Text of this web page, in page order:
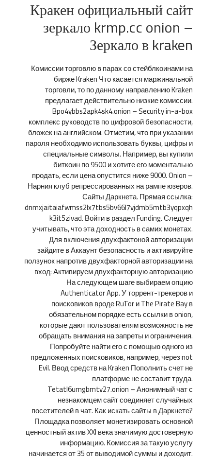
Кракен официальный сайт
зеркало krmp.cc onion –
Зеркало в kraken
Комиссии торговлю в парах со стейблкоинами на
бирже Kraken Что касается маржинальной
торговли, то по данному направлению Kraken
предлагает действительно низкие комиссии.
Bpo4ybbs2apk4sk4.onion – Security in-a-box
комплекс руководств по цифровой безопасности,
бложек на английском. Отметим, что при указании
пароля необходимо использовать буквы, цифры и
специальные символы. Например, вы купили
биткоин по 9500 и хотите его моментально
продать, если цена опустится ниже 9000. Onion –
Нарния клуб репрессированных на рампе юзеров.
Сайты Даркнета. Прямая ссылка:
dnmxjaitaiafwmss2lx7tbs5bv66l7vjdmb5mtb3yqpxqh
k3it5zivad. Войти в раздел Funding. Следует
учитывать, что эта доходность в самих монетах.
Для включения двухфактоной авторизации
зайдите в Аккаунт безопасность и активируйте
ползунок напротив двухфакторной авторизации на
вход: Активируем двухфакторную авторизацию
На следующем шаге выбираем опцию
Authenticator App. У торрент-трекеров и
поисковиков вроде RuTor и The Pirate Bay в
обязательном порядке есть ссылки в onion,
которые дают пользователям возможность не
обращать внимания на запреты и ограничения.
Попробуйте найти его с помощью одного из
предложенных поисковиков, например, через not
Evil. Ввод средств на Kraken Пополнить счет не
платформе не составит труда.
Tetatl6umgbmtv27.onion – Анонимный чат с
незнакомцем сайт соединяет случайных
посетителей в чат. Как искать сайты в Даркнете?
Площадка позволяет монетизировать основной
ценностный актив XXI века значимую достоверную
информацию. Комиссия за такую услугу
начинается от 35 от выводимой суммы и доходит.